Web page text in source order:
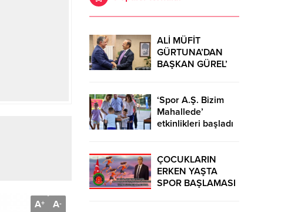
A+ A-
ALİ MÜFİT
GÜRTUNA’DAN
BAŞKAN GÜREL’
‘Spor A.Ş. Bizim
Mahallede’
etkinlikleri başladı
ÇOCUKLARIN
ERKEN YAŞTA
SPOR BAŞLAMASI